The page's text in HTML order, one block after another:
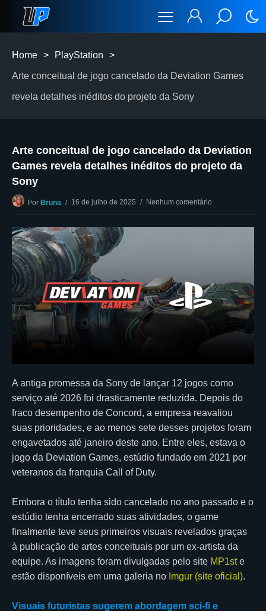
Home > PlayStation >
Arte conceitual de jogo cancelado da Deviation Games
revela detalhes inéditos do projeto da Sony
Arte conceitual de jogo cancelado da Deviation
Games revela detalhes inéditos do projeto da
Sony
Por Bruna 16 de julho de 2025 Nenhum comentário
A antiga promessa da Sony de lançar 12 jogos como
serviço até 2026 foi drasticamente reduzida. Depois do
fraco desempenho de Concord, a empresa reavaliou
suas prioridades, e ao menos sete desses projetos foram
engavetados até janeiro deste ano. Entre eles, estava o
jogo da Deviation Games, estúdio fundado em 2021 por
veteranos da franquia Call of Duty.
Embora o título tenha sido cancelado no ano passado e o
estúdio tenha encerrado suas atividades, o game
finalmente teve seus primeiros visuais revelados graças
à publicação de artes conceituais por um ex-artista da
equipe. As imagens foram divulgadas pelo site MP1ste
estão disponíveis em uma galeria no Imgur (site oficial).
Visuais futuristas sugerem abordagem sci-fi e